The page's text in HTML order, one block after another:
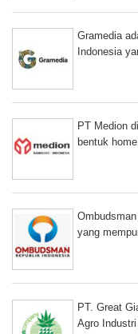
Gramedia
Indonesia
PT Medion
bentuk
yang
PT. Great
Agro Industri